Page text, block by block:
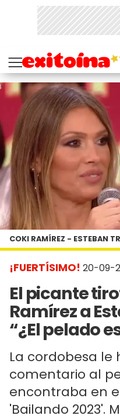
¡FUERTÍSIMO! 20-09-
El picante
Ramírez a
“¿El pelado
La cordobesa le
comentario al
encontraba en
'Bailando 2023'.
COKI RAMÍREZ - ESTEBAN